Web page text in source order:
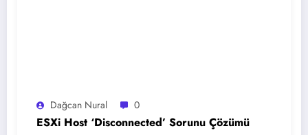
Dağcan Nural 0
ESXi Host ‘Disconnected’ Sorunu Çözümü